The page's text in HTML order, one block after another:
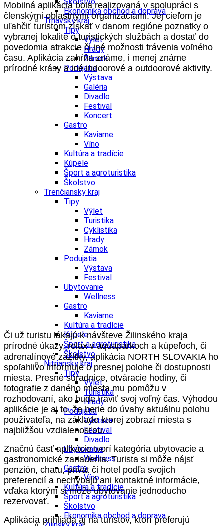
Ekonomika obchod a doprava
Trnavský kraj
Tipy
Výlet
Hrady
Zámok
Podujatia
Výstava
Galéria
Divadlo
Festival
Koncert
Gastro
Kaviarne
Víno
Kultúra a tradície
Kúpele
Šport a agroturistika
Školstvo
Trenčiansky kraj
Tipy
Výlet
Turistika
Cyklistika
Hrady
Zámok
Podujatia
Výstava
Festival
Ubytovanie
Wellness
Gastro
Kaviarne
Kultúra a tradície
Kúpele
Šport a agroturistika
Školstvo
Nitriansky kraj
Tipy
Výlet
Turistika
Hrady
Podujatia
Výstava
Festival
Divadlo
Ubytovanie
Wellness
Gastro
Víno
Kultúra a tradície
Šport a agroturistika
Školstvo
Ekonomika obchod a doprava
Mobilná aplikácia bola realizovaná v spolupráci s
členskými oblastnými organizáciami. Jej cieľom je
uľahčiť turistom získať v danom regióne poznatky o
vybranej lokalite o turistických službách a dostať do
povedomia atrakcie či iné možnosti trávenia voľného
času. Aplikácia zahŕňa známe, i menej známe
prírodné krásy a iné indoorové a outdoorové aktivity.
Či už turistu lákajú k návšteve Žilinského kraja
prírodné úkazy, relax v aquaparkoch a kúpeľoch, či
adrenalínové zážitky, aplikácia NORTH SLOVAKIA ho
spoľahlivo informuje o presnej polohe či dostupnosti
miesta. Presné súradnice, otváracie hodiny, či
fotografie z daného miesta mu pomôžu v
rozhodovaní, ako bude tráviť svoj voľný čas. Výhodou
aplikácie je aj to, že berie do úvahy aktuálnu polohu
používateľa, na základe ktorej zobrazí miesta s
najbližšou vzdialenosťou.
Značnú časť aplikácie tvorí kategória ubytovacie a
gastronomické zariadenia. Turista si môže nájsť
penzión, chatu, privát či hotel podľa svojich
preferencií a nechýbajú ani kontaktné informácie,
vďaka ktorým si môže ubytovanie jednoducho
rezervovať.
Aplikácia prihliada aj na turistov, ktorí preferujú